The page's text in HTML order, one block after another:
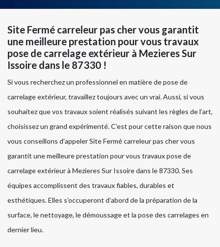
Site Fermé carreleur pas cher vous garantit
une meilleure prestation pour vous travaux
pose de carrelage extérieur à Mezieres Sur
Issoire dans le 87330 !
Si vous recherchez un professionnel en matière de pose de
carrelage extérieur, travaillez toujours avec un vrai. Aussi, si vous
souhaitez que vos travaux soient réalisés suivant les règles de l’art,
choisissez un grand expérimenté. C’est pour cette raison que nous
vous conseillons d’appeler Site Fermé carreleur pas cher vous
garantit une meilleure prestation pour vous travaux pose de
carrelage extérieur à Mezieres Sur Issoire dans le 87330. Ses
équipes accomplissent des travaux fiables, durables et
esthétiques. Elles s’occuperont d’abord de la préparation de la
surface, le nettoyage, le démoussage et la pose des carrelages en
dernier lieu.